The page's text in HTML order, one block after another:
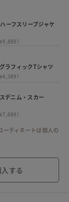
ーフスリーブジャケ
）
ラフィックTシャツ
）
デニム・スカー
）
ディネートは個人の
する